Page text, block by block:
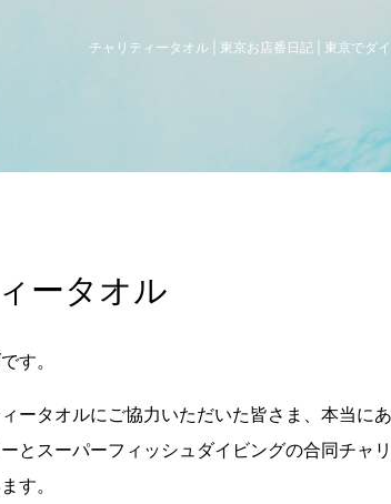
チャリティータオル | 東京お店番日記 | 東京でダ
ータオル
す。
ータオルにご協力いただいた皆さま、本当に
とスーパーフィッシュダイビングの合同チャ
す。